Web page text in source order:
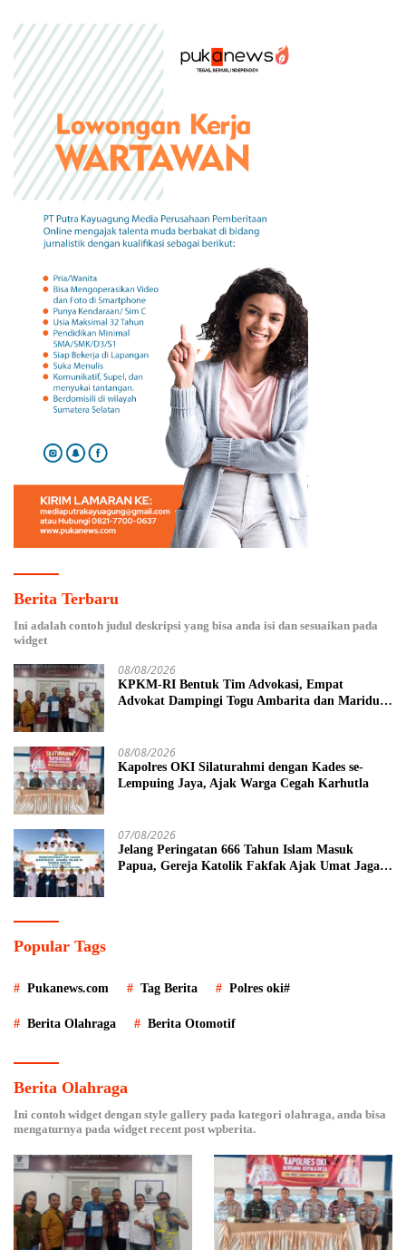
Berita Terbaru
Ini adalah contoh judul deskripsi yang bisa anda isi dan sesuaikan pada
widget
08/08/2026
KPKM-RI Bentuk Tim Advokasi, Empat
Advokat Dampingi Togu Ambarita dan Mariduk
08/08/2026
Kapolres OKI Silaturahmi dengan Kades se-
Lempuing Jaya, Ajak Warga Cegah Karhutla
07/08/2026
Jelang Peringatan 666 Tahun Islam Masuk
Papua, Gereja Katolik Fakfak Ajak Umat Jaga
Popular Tags
Pukanews.com Tag Berita Polres oki#
Berita Olahraga Berita Otomotif
Berita Olahraga
Ini contoh widget dengan style gallery pada kategori olahraga, anda bisa
mengaturnya pada widget recent post wpberita.